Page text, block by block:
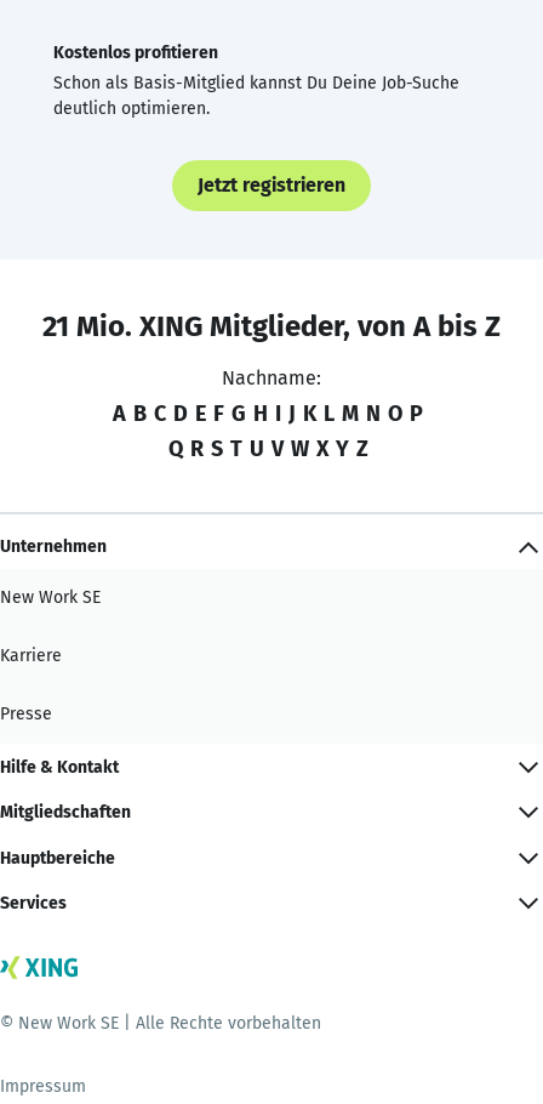
Kostenlos profitieren
Schon als Basis-Mitglied kannst Du Deine Job-Suche
deutlich optimieren.
Jetzt registrieren
21 Mio. XING Mitglieder, von A bis Z
Nachname:
A B C D E F G H I J K L M N O P
Q R S T U V W X Y Z
Unternehmen
New Work SE
Karriere
Presse
Hilfe & Kontakt
Mitgliedschaften
Hauptbereiche
Services
© New Work SE | Alle Rechte vorbehalten
Impressum